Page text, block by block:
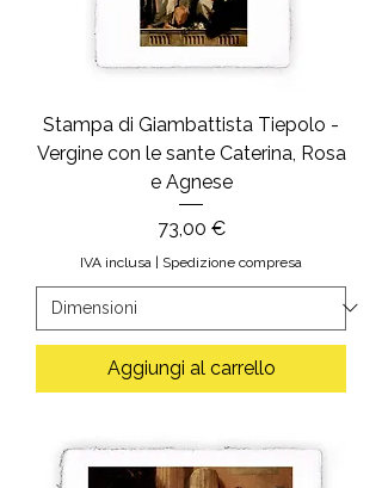
Stampa di Giambattista Tiepolo -
Vergine con le sante Caterina, Rosa
e Agnese
Prezzo
73,00 €
IVA inclusa | Spedizione compresa
Aggiungi al carrello